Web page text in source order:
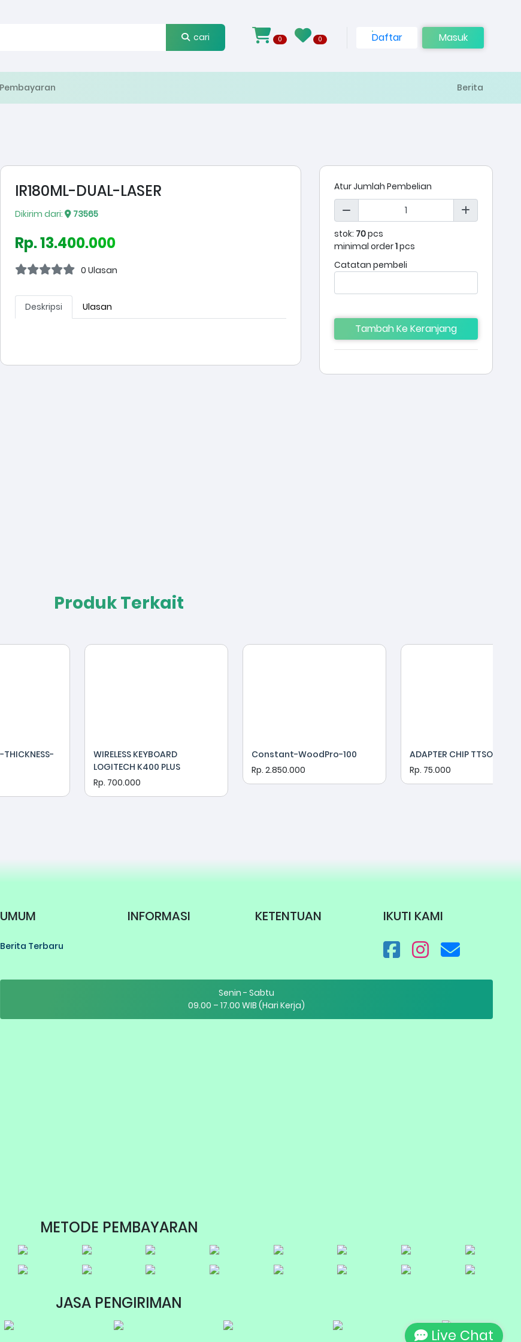
cari 0 0 Daftar Masuk
Berita
IR180ML-DUAL-LASER
Dikirim dari: 73565
Rp. 13.400.000
0 Ulasan
Deskripsi Ulasan
Atur Jumlah Pembelian
stok: 70pcs
minimal order1pcs
Catatan pembeli
Tambah Ke Keranjang
Produk Terkait
WIRELESS KEYBOARD
LOGITECH K400 PLUS
Rp. 700.000
Constant-WoodPro-100
Rp. 2.850.000
ADAPTER CHIP TTSOP to
Rp. 75.000
UMUM
Berita Terbaru
INFORMASI KETENTUAN IKUTI KAMI
Senin - Sabtu
09.00 – 17.00 WIB (Hari Kerja)
METODE PEMBAYARAN
JASA PENGIRIMAN
Live Chat